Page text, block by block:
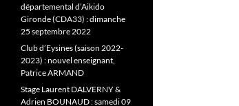
départemental d’Aikido
Gironde (CDA33) : dimanche
25 septembre 2022
Club d’Eysines (saison 2022-
2023) : nouvel enseignant,
Patrice ARMAND
Stage Laurent DALVERNY &
Adrien BOUNAUD : samedi 09